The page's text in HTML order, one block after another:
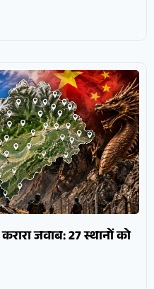
जवाब: 27 स्थानों को